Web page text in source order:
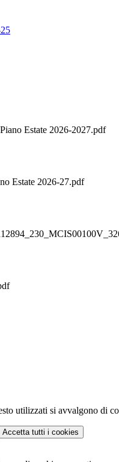
Estate 2026-2027.pdf
Estate 2026-27.pdf
utilizzati si avvalgono di
Accetta tutti i cookies